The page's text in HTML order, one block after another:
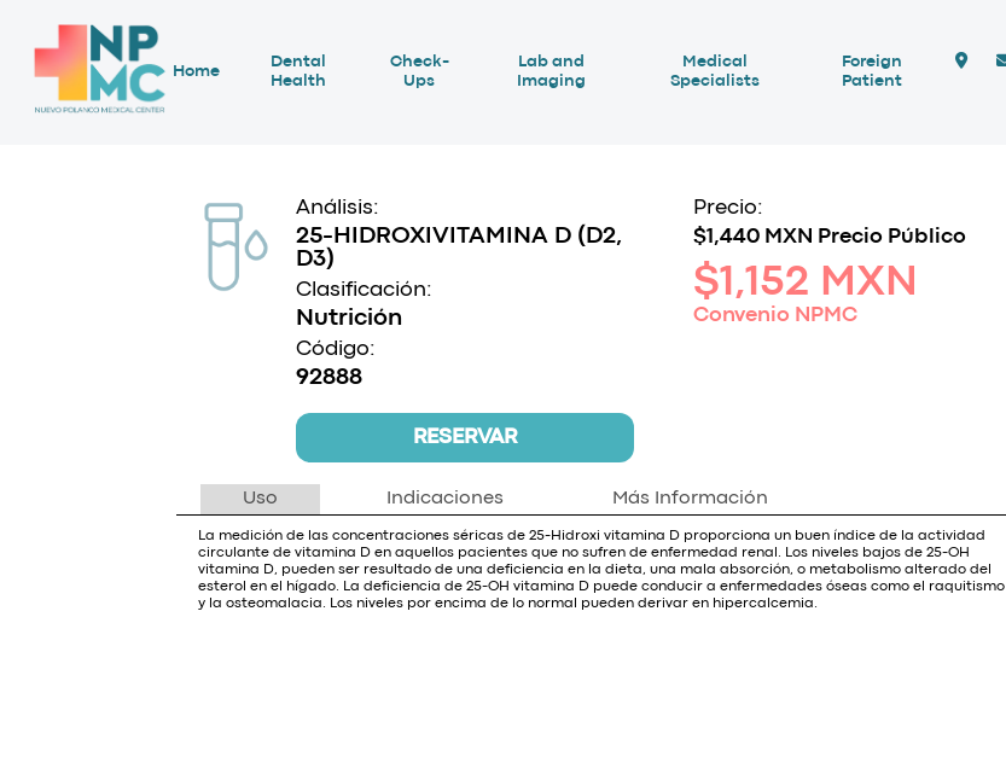
Home
Dental
Health
Check-
Ups
Lab and
Imaging
Medical
Specialists
Foreign
Patient
Análisis:
25-HIDROXIVITAMINA D (D2,
D3)
Clasificación:
Nutrición
Código:
92888
RESERVAR
Precio:
$1,440 MXN Precio Público
$1,152 MXN
Convenio NPMC
Uso Indicaciones Más Información
La medición de las concentraciones séricas de 25-Hidroxi vitamina D proporciona un buen índice de la actividad
circulante de vitamina D en aquellos pacientes que no sufren de enfermedad renal. Los niveles bajos de 25-OH
vitamina D, pueden ser resultado de una deficiencia en la dieta, una mala absorción, o metabolismo alterado del
esterol en el hígado. La deficiencia de 25-OH vitamina D puede conducir a enfermedades óseas como el raquitismo
y la osteomalacia. Los niveles por encima de lo normal pueden derivar en hipercalcemia.